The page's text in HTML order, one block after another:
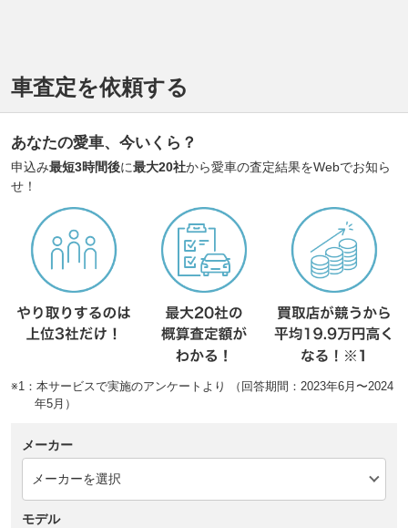
車査定を依頼する
あなたの愛車、今いくら？
申込み最短3時間後に最大20社から愛車の査定結果をWebでお知ら
せ！
※1：本サービスで実施のアンケートより （回答期間：2023年6月〜2024
年5月）
メーカー
モデル